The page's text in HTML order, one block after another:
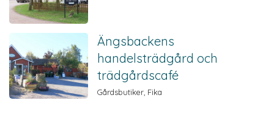
Ängsbackens
handelsträdgård och
trädgårdscafé
Gårdsbutiker, Fika